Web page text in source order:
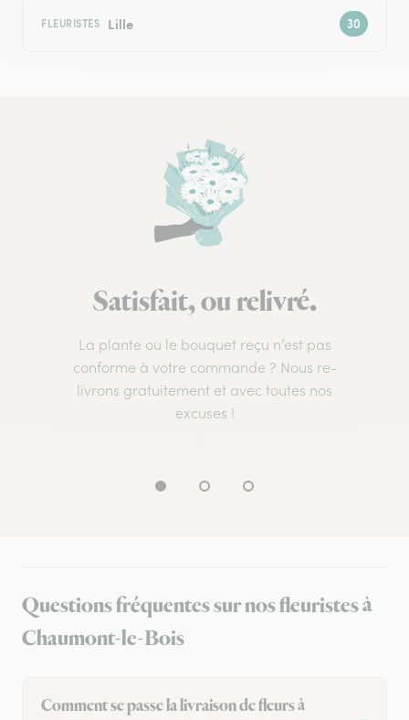
FLEURISTES Lille
Satisfait, ou relivré.
La plante ou le bouquet reçu n’est pas
conforme à votre commande ? Nous re-
livrons gratuitement et avec toutes nos
excuses !
Questions fréquentes sur nos fleuristes à
Chaumont-le-Bois
Comment se passe la livraison de fleurs à